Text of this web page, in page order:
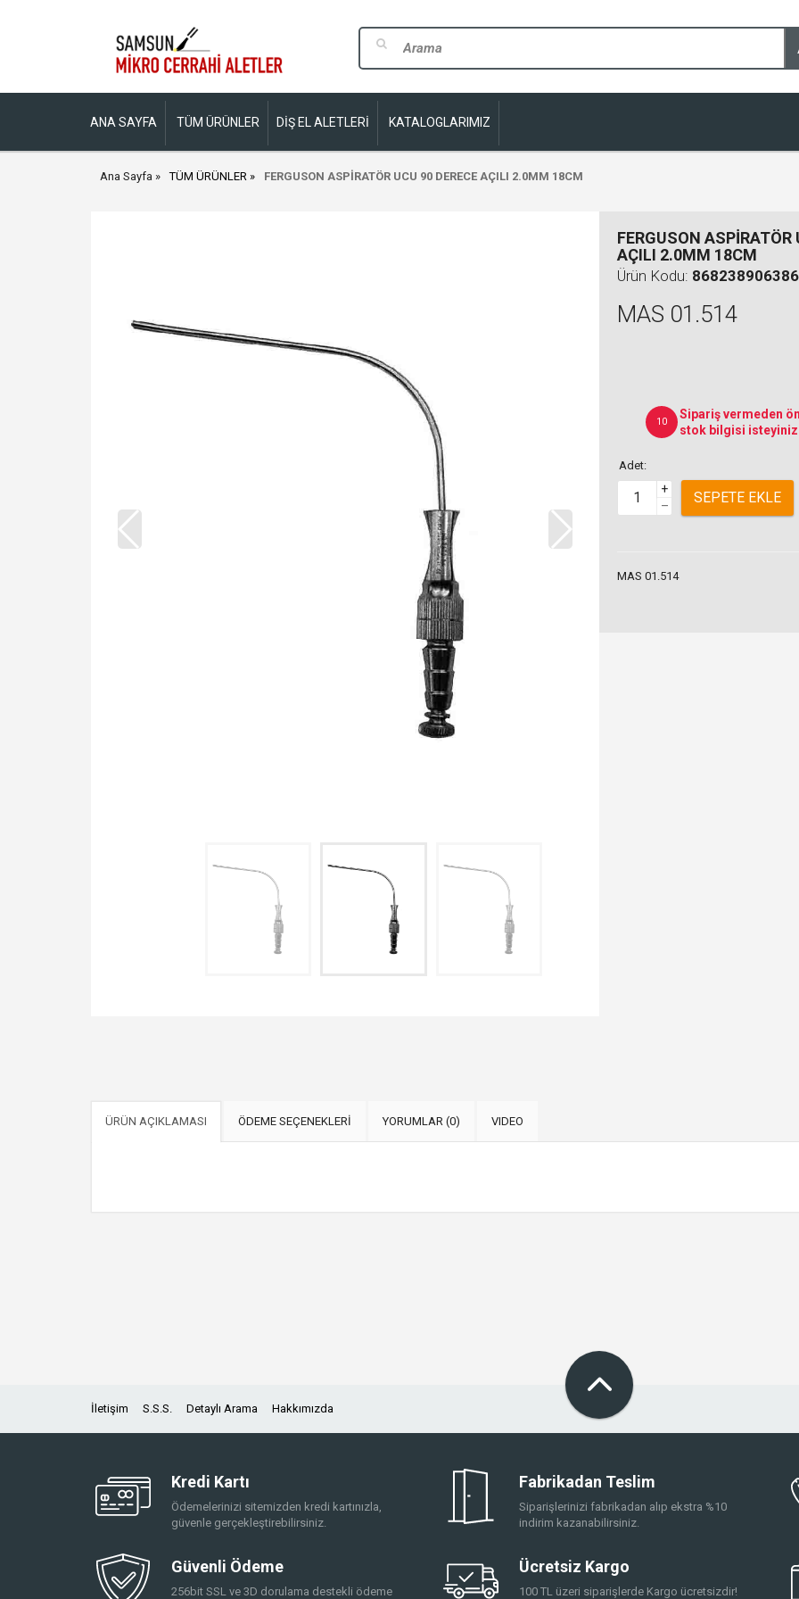
ANA SAYFA TÜM ÜRÜNLER DİŞ EL ALETLERİ KATALOGLARIMIZ
Ana Sayfa TÜM ÜRÜNLER FERGUSON ASPİRATÖR UCU 90 DERECE AÇILI 2.0MM 18CM
FERGUSON ASPİRATÖR
AÇILI 2.0MM 18CM
Ürün Kodu:
MAS 01.514
10
Sipariş vermeden
stok bilgisi
Adet:
+
–
SEPETE EKLE
MAS 01.514
ÜRÜN AÇIKLAMASI ÖDEME SEÇENEKLERİ YORUMLAR (0) VIDEO
İletişim S.S.S. Detaylı Arama Hakkımızda
Kredi Kartı
Ödemelerinizi sitemizden kredi kartınızla,
güvenle gerçekleştirebilirsiniz.
Fabrikadan Teslim
Siparişlerinizi fabrikadan alıp ekstra %10
indirim kazanabilirsiniz.
Güvenli Ödeme
256bit SSL ve 3D dorulama destekli ödeme
Ücretsiz Kargo
100 TL üzeri siparişlerde Kargo ücretsizdir!